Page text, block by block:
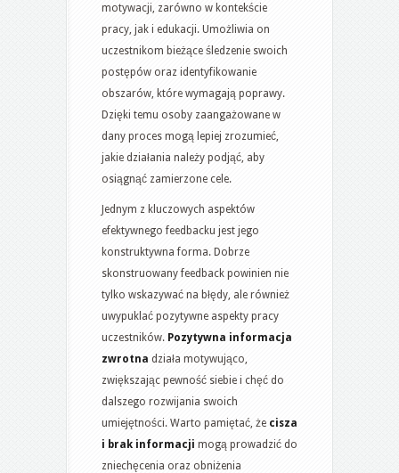
motywacji, zarówno w kontekście
pracy, jak i edukacji. Umożliwia on
uczestnikom bieżące śledzenie swoich
postępów oraz identyfikowanie
obszarów, które wymagają poprawy.
Dzięki temu osoby zaangażowane w
dany proces mogą lepiej zrozumieć,
jakie działania należy podjąć, aby
osiągnąć zamierzone cele.
Jednym z kluczowych aspektów
efektywnego feedbacku jest jego
konstruktywna forma. Dobrze
skonstruowany feedback powinien nie
tylko wskazywać na błędy, ale również
uwypuklać pozytywne aspekty pracy
uczestników. Pozytywna informacja
zwrotna działa motywująco,
zwiększając pewność siebie i chęć do
dalszego rozwijania swoich
umiejętności. Warto pamiętać, że cisza
i brak informacji mogą prowadzić do
zniechęcenia oraz obniżenia